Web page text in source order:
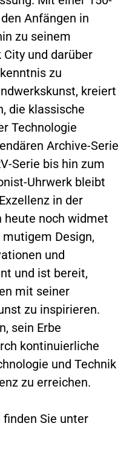
Anfängen in
zu seinem
und darüber
zu
kreiert
die klassische
Technologie
Archive-Serie
Serie bis hin zum
Uhrwerk bleibt
in der
heute noch widmet
Design,
und
und ist bereit,
mit seiner
zu inspirieren.
sein Erbe
kontinuierliche
und Technik
zu erreichen.
Sie unter